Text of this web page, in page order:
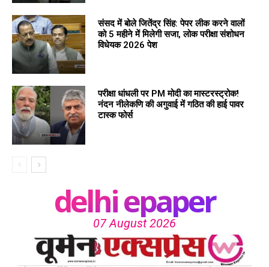
संसद में बोले जितेंद्र सिंह: पेपर लीक करने वालों
को 5 महीने में मिलेगी सजा, लोक परीक्षा संशोधन
विधेयक 2026 पेश
परीक्षा धांधली पर PM मोदी का मास्टरस्ट्रोक!
नंदन नीलेकणि की अगुवाई में गठित की हाई पावर
टास्क फोर्स
delhi epaper
07 August 2026